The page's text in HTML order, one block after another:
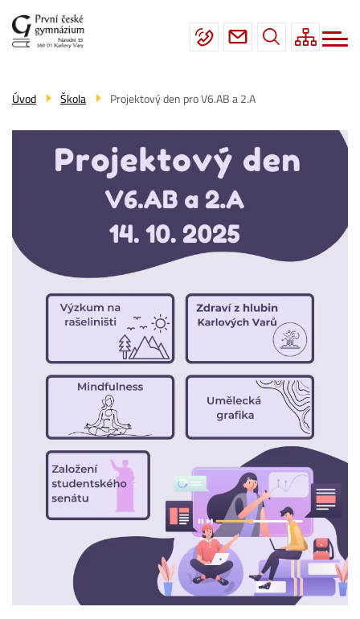
Přejít
hlavnímu
Menu
navigace
Škola
Studium
Kontakty
Úvod Škola Projektový den pro V6.AB a 2.A